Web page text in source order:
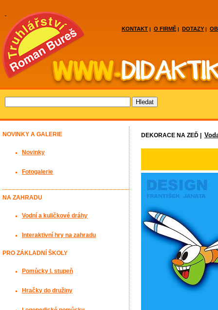
KONTAKT | O FIRMĚ | DOTAZY |
DEKORACE NA ZEĎ |
NOVINKY A GALERIE
Novinky
Fotogalerie
NA ZAHRADU
Vodní a kuličkové dráhy
Interaktivní hry na zahradu
PRO ZÁKLADNÍ ŠKOLY
Pomůcky I. stupeň
Hračky do družiny